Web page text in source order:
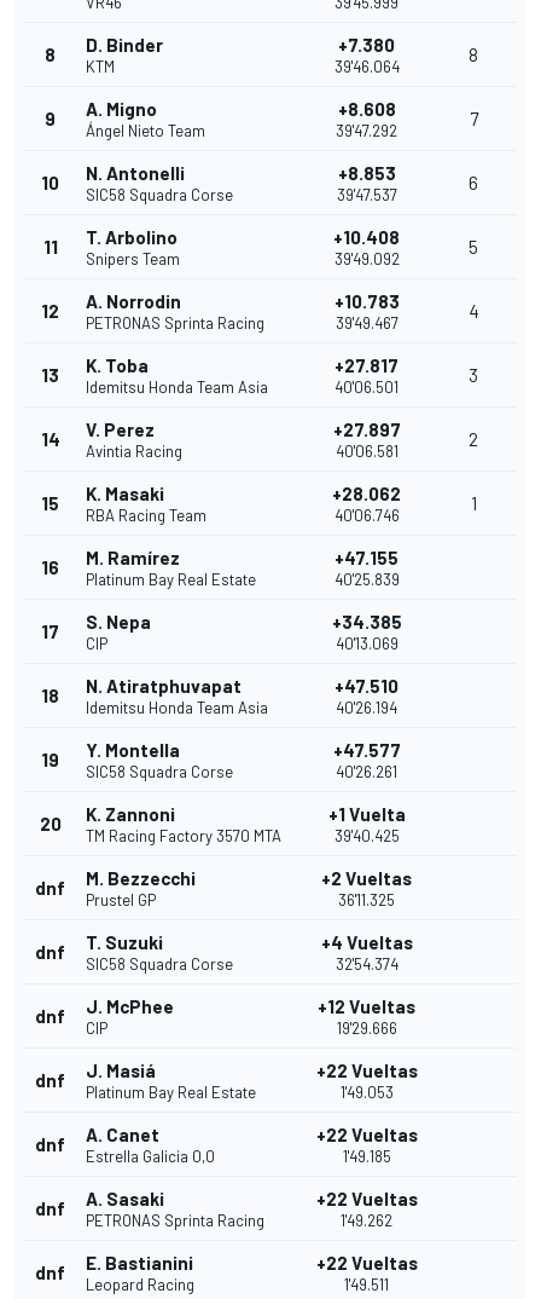
8 D. Binder
KTM
+7.380
39'46.064
8
9 A. Migno
Ángel Nieto Team
+8.608
39'47.292
7
10 N. Antonelli
SIC58 Squadra Corse
+8.853
39'47.537
6
11 T. Arbolino
Snipers Team
+10.408
39'49.092
5
12 A. Norrodin
PETRONAS Sprinta Racing
+10.783
39'49.467
4
13 K. Toba
Idemitsu Honda Team Asia
+27.817
40'06.501
3
14 V. Perez
Avintia Racing
+27.897
40'06.581
2
15 K. Masaki
RBA Racing Team
+28.062
40'06.746
1
16 M. Ramírez
Platinum Bay Real Estate
+47.155
40'25.839
17 S. Nepa
CIP
+34.385
40'13.069
18 N. Atiratphuvapat
Idemitsu Honda Team Asia
+47.510
40'26.194
19 Y. Montella
SIC58 Squadra Corse
+47.577
40'26.261
20 K. Zannoni
TM Racing Factory 3570 MTA
+1 Vuelta
39'40.425
dnf M. Bezzecchi
Prustel GP
+2 Vueltas
36'11.325
dnf T. Suzuki
SIC58 Squadra Corse
+4 Vueltas
32'54.374
dnf J. McPhee
CIP
+12 Vueltas
19'29.666
dnf J. Masiá
Platinum Bay Real Estate
+22 Vueltas
1'49.053
dnf A. Canet
Estrella Galicia 0,0
+22 Vueltas
1'49.185
dnf A. Sasaki
PETRONAS Sprinta Racing
+22 Vueltas
1'49.262
dnf E. Bastianini
Leopard Racing
+22 Vueltas
1'49.511